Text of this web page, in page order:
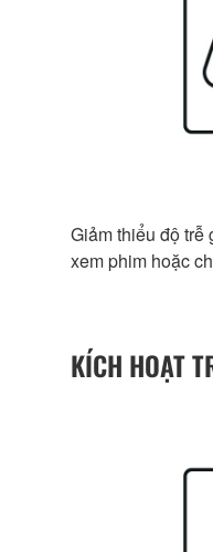
Giảm thiểu độ trễ
xem phim hoặc
KÍCH HOẠT